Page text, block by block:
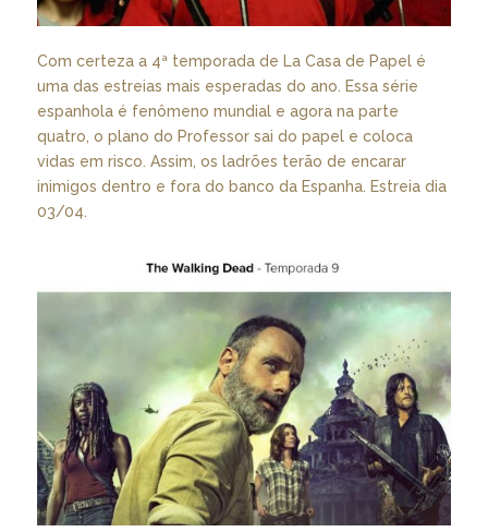
Com certeza a 4ª temporada de La Casa de Papel é
uma das estreias mais esperadas do ano. Essa série
espanhola é fenômeno mundial e agora na parte
quatro, o plano do Professor sai do papel e coloca
vidas em risco. Assim, os ladrões terão de encarar
inimigos dentro e fora do banco da Espanha. Estreia dia
03/04.